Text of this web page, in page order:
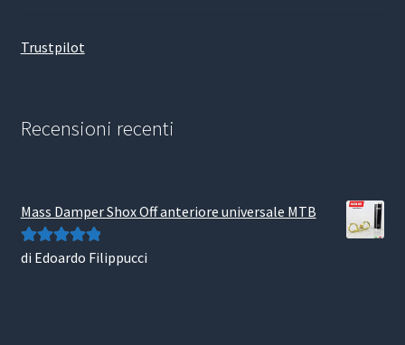
Trustpilot
Recensioni recenti
Mass Damper Shox Off anteriore universale MTB
Valutato5su
di Edoardo Filippucci